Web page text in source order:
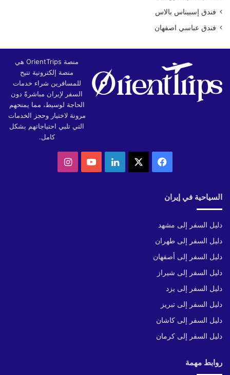
فندق إسبيناس بالاس
فندق عباسي اصفهان
منصة OrientTrips هي
منصة إلكترونية تتيح
للمسافرين شراء خدمات
السفر لإيران مباشرةً دون
الحاجة لوسيط، مما يمنحهم
مرونة لاختيار وحجز الخدمات
التي تلبي احتياجاتهم بشكل
كامل.
فيسبوك لينكدإن‫YouTubeانستقرام
السياحية في إيران
دليل السفر إلى مشهد
دليل السفر إلى طهران
دليل السفر إلى أصفهان
دليل السفر إلى شيراز
دليل السفر إلى يزد
دليل السفر إلى تبريز
دليل السفر إلى كاشان
دليل السفر إلى كرمان
روابط مهمة